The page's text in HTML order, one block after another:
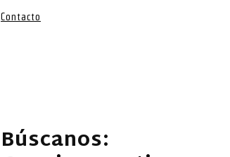
Contacto
Búscanos: